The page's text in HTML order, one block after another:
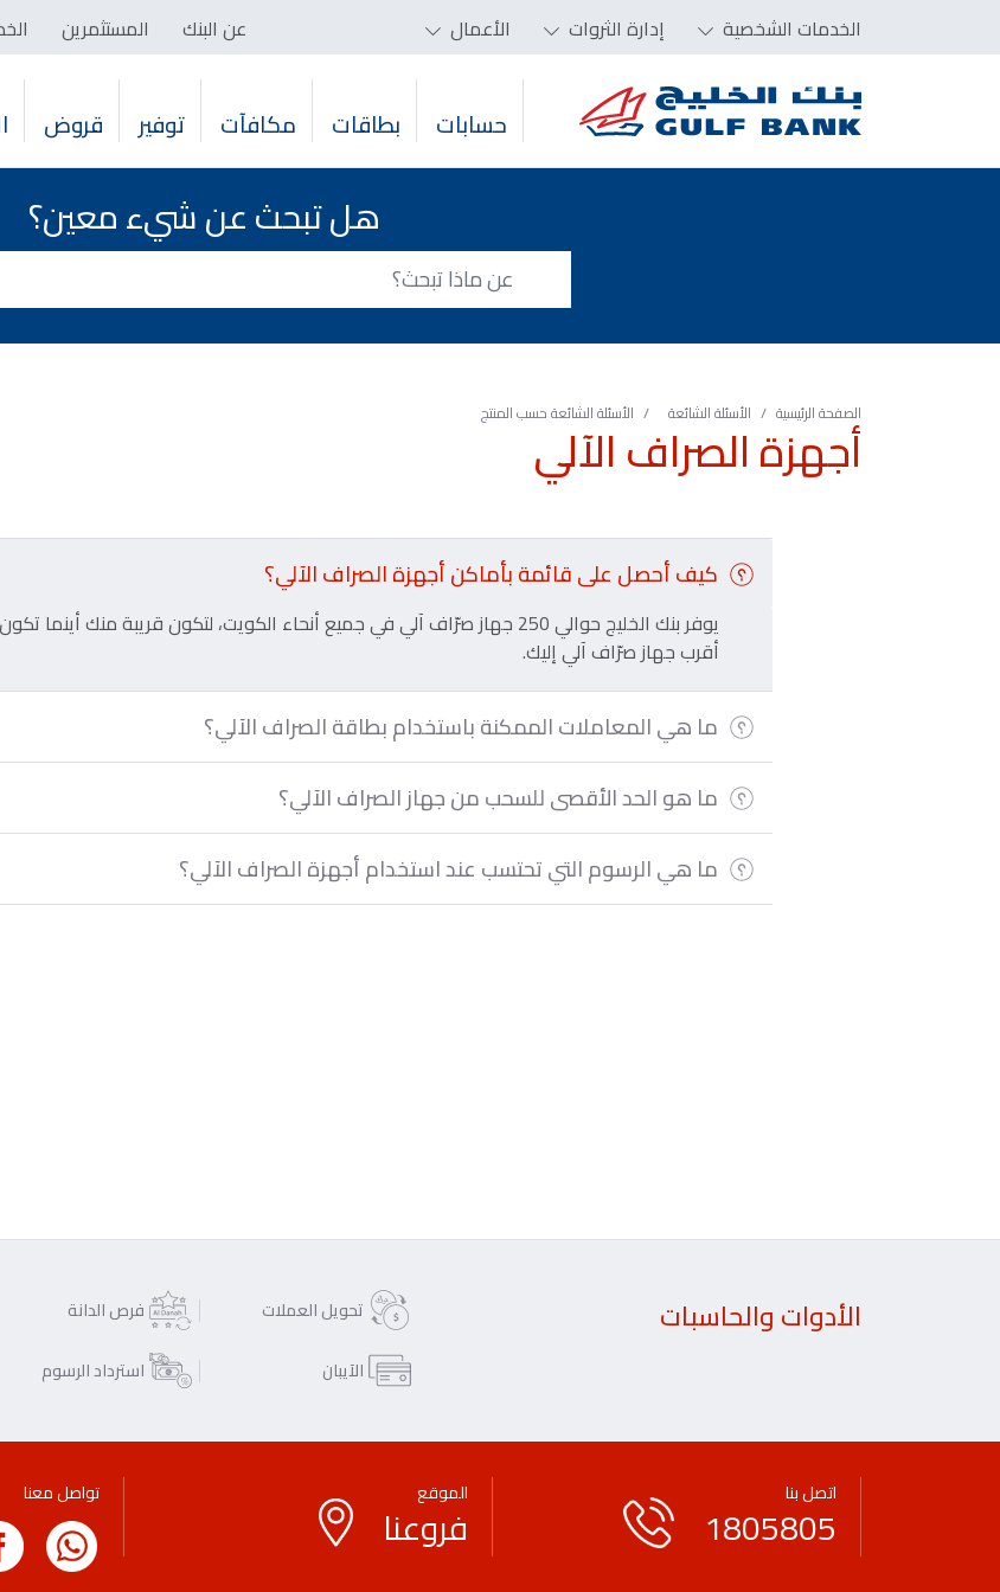
الخدمات الشخصية إدارة الثروات الأعمال عن البنك المستثمرين
حسابات بطاقات مكافآت توفير قروض
هل تبحث عن شيء معين؟
الصفحة الرئيسية الأسئلة الشائعة الأسئلة الشائعة حسب المنتج
أجهزة الصراف الآلي
كيف أحصل على قائمة بأماكن أجهزة الصراف الآلي؟
يوفر بنك الخليج حوالي 250 جهاز صرّاف آلي في جميع أنحاء الكويت، لتكون قريبة
أقرب جهاز صرّاف آلي إليك.
ما هي المعاملات الممكنة باستخدام بطاقة الصراف الآلي؟
ما هو الحد الأقصى للسحب من جهاز الصراف الآلي؟
ما هي الرسوم التي تحتسب عند استخدام أجهزة الصراف الآلي؟
الأدوات والحاسبات تحويل العملات فرص الدانة
الآيبان
استرداد الرسوم
اتصل بنا
1805805
الموقع
فروعنا
تواصل معنا